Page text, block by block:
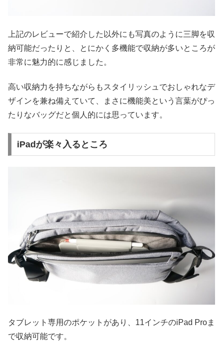
上記のレビューで紹介した以外にも写真のように三脚を収
納可能だったりと、とにかく多機能で収納が多いところが
非常に魅力的に感じました。
高い収納力を持ちながらもスタイリッシュでおしゃれなデ
ザインを兼ね備えていて、まさに機能美という言葉がぴっ
たりなバッグだと個人的には思っています。
iPadが楽々入るところ
タブレット専用のポケットがあり、11インチのiPad Proま
で収納可能です。